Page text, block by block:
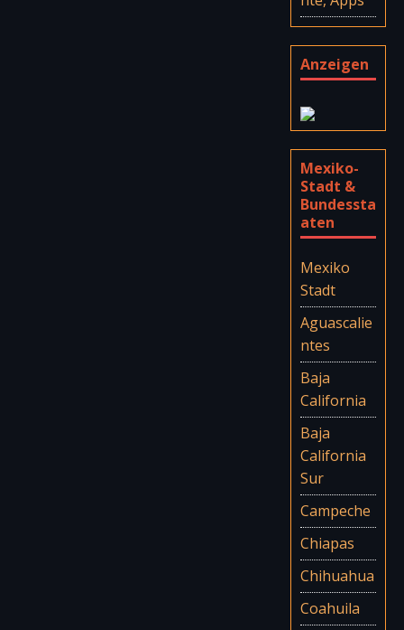
Anzeigen
Mexiko-
Stadt &
Bundessta
aten
Mexiko
Stadt
Aguascalie
ntes
Baja
California
Baja
California
Sur
Campeche
Chiapas
Chihuahua
Coahuila